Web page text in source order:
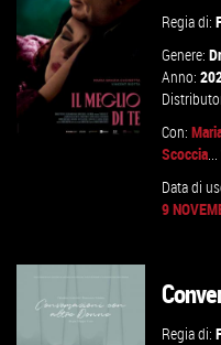
Regia di:
Genere:
Anno:
Con:
Scoccia...
Data di
9
Regia di: